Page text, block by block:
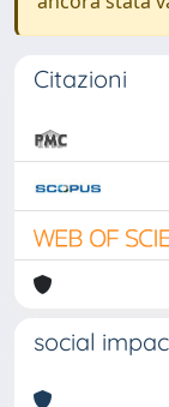
Citazioni
social